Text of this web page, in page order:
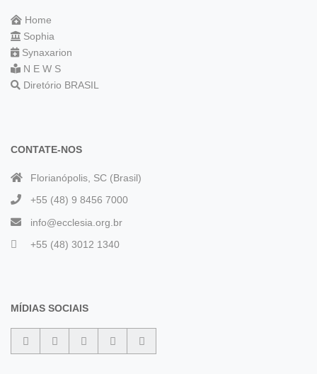
Home
Sophia
Synaxarion
N E W S
Diretório BRASIL
CONTATE-NOS
Florianópolis, SC (Brasil)
+55 (48) 9 8456 7000
info@ecclesia.org.br
+55 (48) 3012 1340
MÍDIAS SOCIAIS